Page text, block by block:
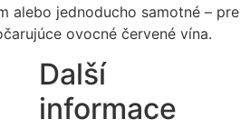
alebo jednoducho samotné – pre
ovocné červené vína.
Další
informace